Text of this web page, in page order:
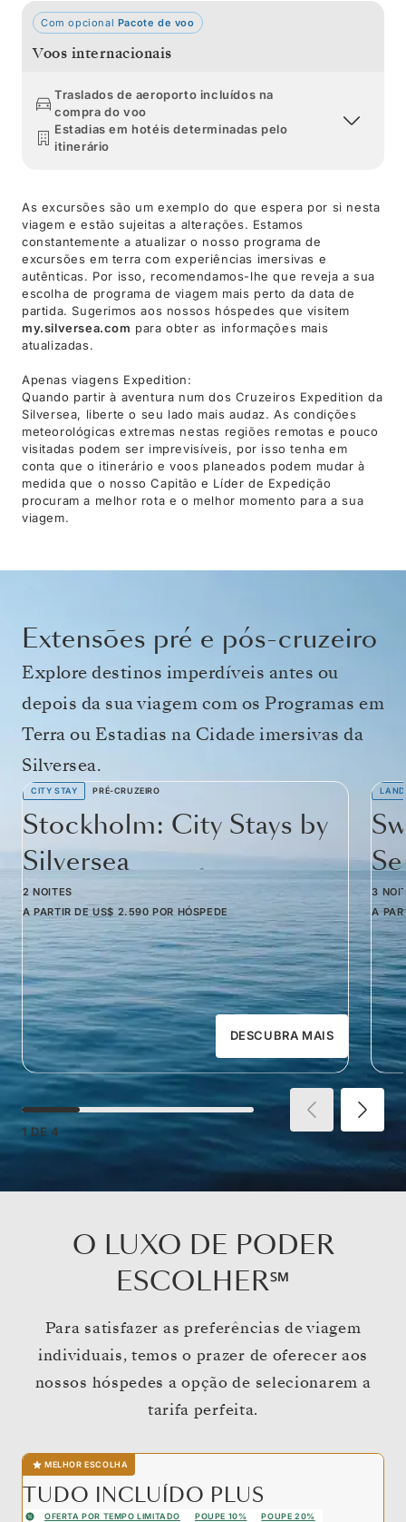
Com opcional Pacote de voo
Voos internacionais
Traslados de aeroporto incluídos na
compra do voo
Estadias em hotéis determinadas pelo
itinerário
As excursões são um exemplo do que espera por si nesta
viagem e estão sujeitas a alterações. Estamos
constantemente a atualizar o nosso programa de
excursões em terra com experiências imersivas e
autênticas. Por isso, recomendamos-lhe que reveja a sua
escolha de programa de viagem mais perto da data de
partida. Sugerimos aos nossos hóspedes que visitem
my.silversea.com para obter as informações mais
atualizadas.
Apenas viagens Expedition:
Quando partir à aventura num dos Cruzeiros Expedition da
Silversea, liberte o seu lado mais audaz. As condições
meteorológicas extremas nestas regiões remotas e pouco
visitadas podem ser imprevisíveis, por isso tenha em
conta que o itinerário e voos planeados podem mudar à
medida que o nosso Capitão e Líder de Expedição
procuram a melhor rota e o melhor momento para a sua
viagem.
Extensões pré e pós-cruzeiro
Explore destinos imperdíveis antes ou
depois da sua viagem com os Programas em
Terra ou Estadias na Cidade imersivas da
Silversea.
CITY STAY PRÉ-CRUZEIRO
Stockholm: City Stays by
Silversea
2 NOITES
A PARTIR DE US$ 2.590 POR HÓSPEDE
DESCUBRA MAIS
3
A
1 DE 4
O LUXO DE PODER
ESCOLHER℠
Para satisfazer as preferências de viagem
individuais, temos o prazer de oferecer aos
nossos hóspedes a opção de selecionarem a
tarifa perfeita.
MELHOR ESCOLHA
TUDO INCLUÍDO PLUS
OFERTA POR TEMPO LIMITADO POUPE 10% POUPE 20%